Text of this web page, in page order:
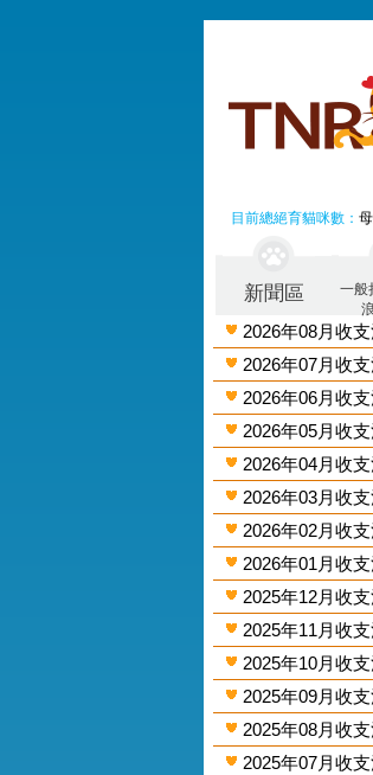
目前總絕育貓咪數：
新聞區
一般
2026年08月收
2026年07月收
2026年06月收
2026年05月收
2026年04月收
2026年03月收
2026年02月收
2026年01月收
2025年12月收
2025年11月收
2025年10月收
2025年09月收
2025年08月收
2025年07月收